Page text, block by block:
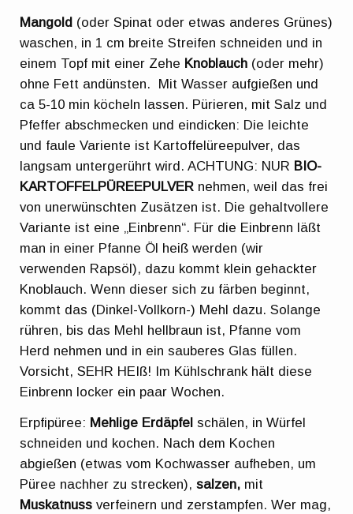
Mangold (oder Spinat oder etwas anderes Grünes)
waschen, in 1 cm breite Streifen schneiden und in
einem Topf mit einer Zehe Knoblauch (oder mehr)
ohne Fett andünsten. Mit Wasser aufgießen und
ca 5-10 min köcheln lassen. Pürieren, mit Salz und
Pfeffer abschmecken und eindicken: Die leichte
und faule Variente ist Kartoffelüreepulver, das
langsam untergerührt wird. ACHTUNG: NUR BIO-
KARTOFFELPÜREEPULVER nehmen, weil das frei
von unerwünschten Zusätzen ist. Die gehaltvollere
Variante ist eine „Einbrenn“. Für die Einbrenn läßt
man in einer Pfanne Öl heiß werden (wir
verwenden Rapsöl), dazu kommt klein gehackter
Knoblauch. Wenn dieser sich zu färben beginnt,
kommt das (Dinkel-Vollkorn-) Mehl dazu. Solange
rühren, bis das Mehl hellbraun ist, Pfanne vom
Herd nehmen und in ein sauberes Glas füllen.
Vorsicht, SEHR HEIß! Im Kühlschrank hält diese
Einbrenn locker ein paar Wochen.
Erpfipüree: Mehlige Erdäpfel schälen, in Würfel
schneiden und kochen. Nach dem Kochen
abgießen (etwas vom Kochwasser aufheben, um
Püree nachher zu strecken),salzen, mit
Muskatnuss verfeinern und zerstampfen. Wer mag,